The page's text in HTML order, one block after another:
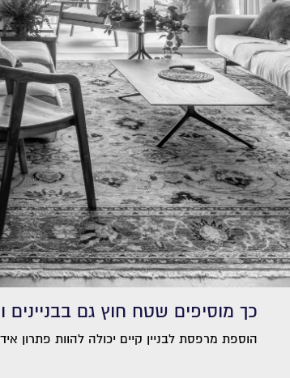
כך מוסיפים שטח חוץ גם בבניינים
הוספת מרפסת לבניין קיים יכולה להוות פתרון